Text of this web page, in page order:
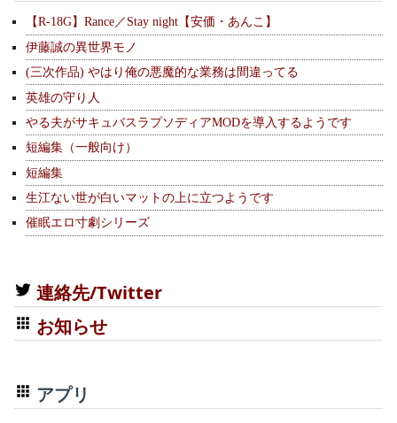
【R-18G】Rance／Stay night【安価・あんこ】
伊藤誠の異世界モノ
(三次作品) やはり俺の悪魔的な業務は間違ってる
英雄の守り人
やる夫がサキュバスラプソディアMODを導入するようです
短編集（一般向け）
短編集
生江ない世が白いマットの上に立つようです
催眠エロ寸劇シリーズ
連絡先/Twitter
お知らせ
アプリ